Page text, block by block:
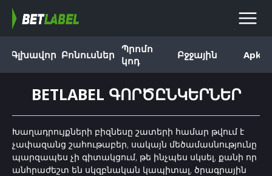
Գլխավոր Բոնուսներ Պրոմո
կոդ
Բջջային Apk
BETLABEL ԳՈՐԾԸՆԿԵՐՆԵՐ
Խաղադրույքների բիզնեսը շատերի համար թվում է
չափազանց շահութաբեր, սակայն մեծամասնությունը
պարզապես չի գիտակցում, թե ինչպես սկսել, քանի որ
անհրաժեշտ են սկզբնական կապիտալ, ծրագրային